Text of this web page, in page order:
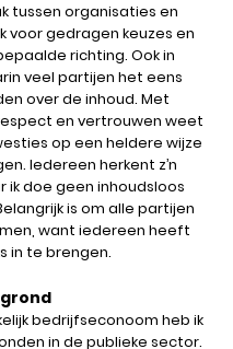
tussen organisaties en
voor gedragen keuzes en
richting. Ook in
veel partijen het eens
over de inhoud. Met
en vertrouwen weet
op een heldere wijze
Iedereen herkent z’n
ik doe geen inhoudsloos
is om alle partijen
want iedereen heeft
in te brengen.
bedrijfseconoom heb ik
in de publieke sector.